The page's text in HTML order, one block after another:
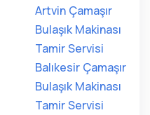
Artvin Çamaşır
Bulaşık Makinası
Tamir Servisi
Balıkesir Çamaşır
Bulaşık Makinası
Tamir Servisi